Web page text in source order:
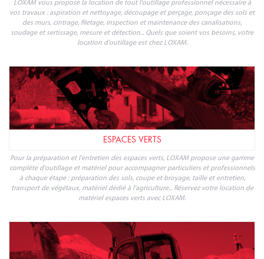
LOXAM vous propose la location de tout l'outillage professionnel nécessaire à
vos travaux : aspiration et nettoyage, découpage et perçage, ponçage des sols et
des murs, cintrage, filetage, inspection et maintenance des canalisations,
soudage et sertissage, mesure et détection... Quels que soient vos besoins, votre
location d'outillage est chez LOXAM.
ESPACES VERTS
Pour la préparation et l'entretien des espaces verts, LOXAM propose une gamme
complète d'outillage et matériel pour accompagner particuliers et professionnels
à chaque étape : préparation des sols, coupe et broyage, taille et entretien,
transport de végétaux, matériel dédié à l'agriculture... Réservez votre location de
matériel espaces verts avec LOXAM.